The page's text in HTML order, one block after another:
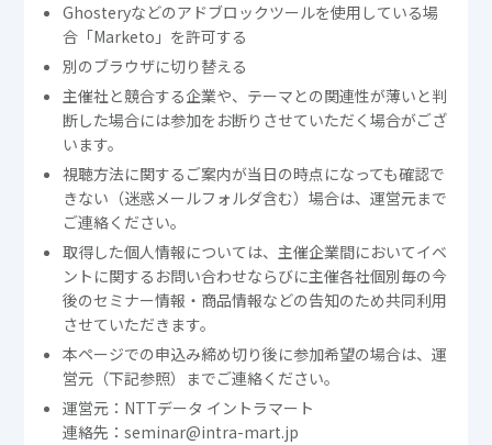
Ghosteryなどのアドブロックツールを使用している場
合「Marketo」を許可する
別のブラウザに切り替える
主催社と競合する企業や、テーマとの関連性が薄いと判
断した場合には参加をお断りさせていただく場合がござ
います。
視聴方法に関するご案内が当日の時点になっても確認で
きない（迷惑メールフォルダ含む）場合は、運営元まで
ご連絡ください。
取得した個人情報については、主催企業間においてイベ
ントに関するお問い合わせならびに主催各社個別毎の今
後のセミナー情報・商品情報などの告知のため共同利用
させていただきます。
本ページでの申込み締め切り後に参加希望の場合は、運
営元（下記参照）までご連絡ください。
運営元：NTTデータ イントラマート
連絡先：seminar@intra-mart.jp